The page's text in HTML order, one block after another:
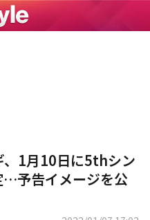
、1月10日に5thシン
…予告イメージを公